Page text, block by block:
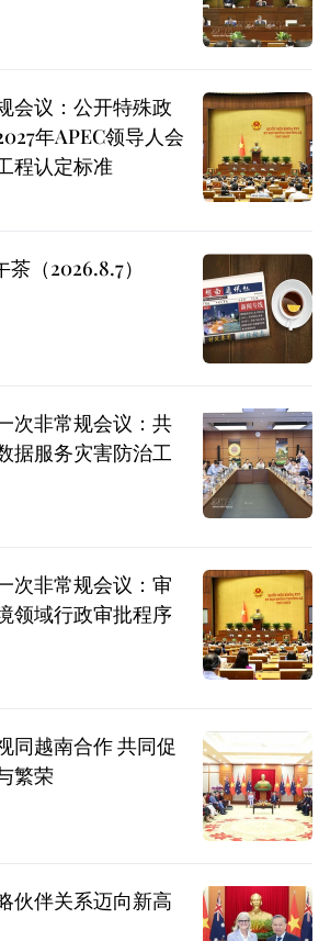
会议：公开特殊政
年APEC领导人会
程认定标准
（2026.8.7）
次非常规会议：共
据服务灾害防治工
次非常规会议：审
领域行政审批程序
同越南合作 共同促
繁荣
伙伴关系迈向新高